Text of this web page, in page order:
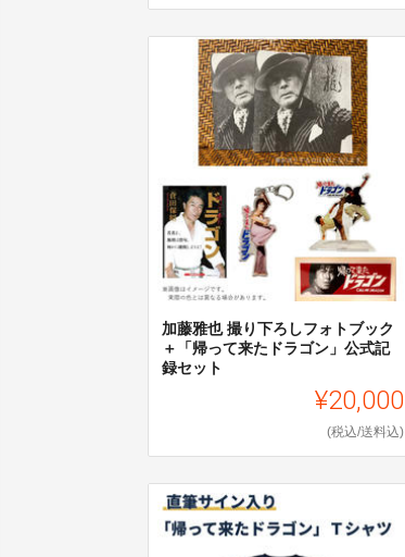
加藤雅也 撮り下ろしフォトブック
＋「帰って来たドラゴン」公式記
録セット
¥20,000
(税込/送料込)